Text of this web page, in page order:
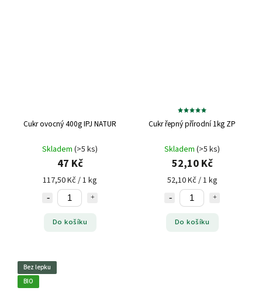
Cukr ovocný 400g IPJ NATUR
Skladem (>5 ks)
47 Kč
117,50 Kč / 1 kg
Do košíku
Cukr řepný přírodní 1kg ZP
Skladem (>5 ks)
52,10 Kč
52,10 Kč / 1 kg
Do košíku
Bez lepku
BIO